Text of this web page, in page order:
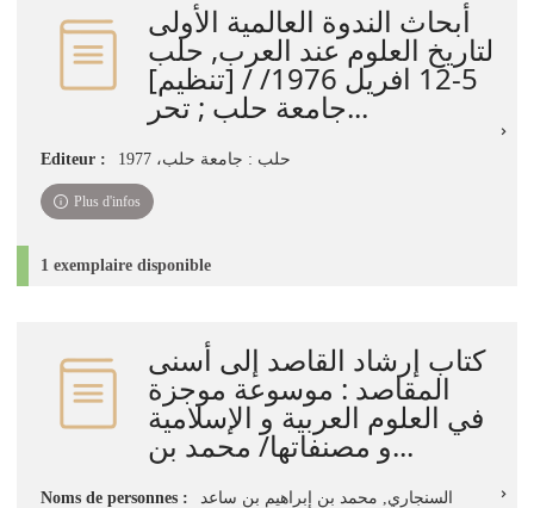
أبحاث الندوة العالمية الأولى
لتاريخ العلوم عند العرب, حلب
5-12 افريل 1976/ / [تنظيم]
جامعة حلب ; تحر...
Editeur : حلب : جامعة حلب، 1977
Plus d'infos
1 exemplaire disponible
كتاب إرشاد القاصد إلى أسنى
المقاصد : موسوعة موجزة
في العلوم العربية و الإسلامية
و مصنفاتها/ محمد بن...
Noms de personnes :
السنجاري, محمد بن إبراهيم بن ساعد